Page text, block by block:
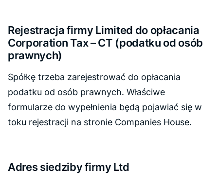
Rejestracja firmy Limited do opłacania
Corporation Tax – CT (podatku od osób
prawnych)
Spółkę trzeba zarejestrować do opłacania
podatku od osób prawnych. Właściwe
formularze do wypełnienia będą pojawiać się w
toku rejestracji na stronie Companies House.
Adres siedziby firmy Ltd